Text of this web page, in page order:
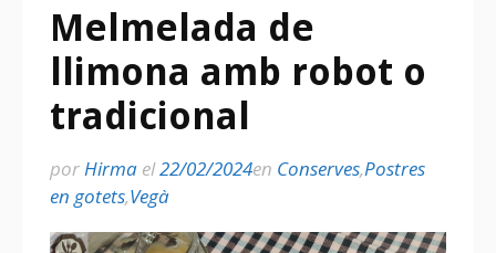
Melmelada de
llimona amb robot o
tradicional
porHirma el22/02/2024en Conserves,Postres
en gotets,Vegà